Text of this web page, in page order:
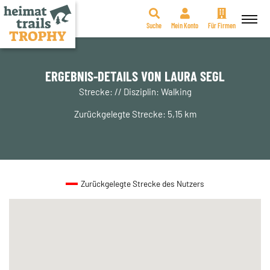
Zum
Suche Mein Konto Für Firmen
ERGEBNIS-DETAILS VON LAURA SEGL
Strecke: // Disziplin: Walking
Zurückgelegte Strecke: 5,15 km
Zurückgelegte Strecke des Nutzers